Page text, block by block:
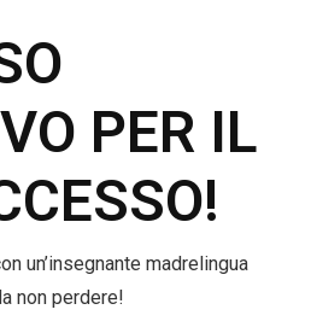
PER IL
un’insegnante madrelingua
non perdere!